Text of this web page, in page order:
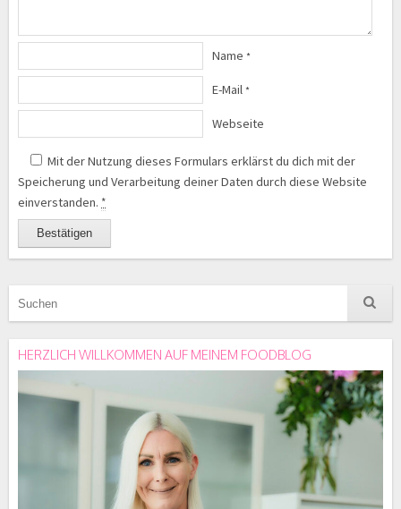
Name *
E-Mail *
Webseite
Mit der Nutzung dieses Formulars erklärst du dich mit der
Speicherung und Verarbeitung deiner Daten durch diese Website
einverstanden. *
HERZLICH WILLKOMMEN AUF MEINEM FOODBLOG